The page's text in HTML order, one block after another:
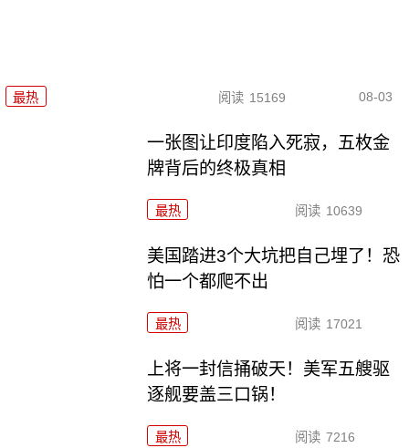
最热 阅读 15169 08-03
一张图让印度陷入死寂，五枚金
牌背后的终极真相
最热 阅读 10639
美国踏进3个大坑把自己埋了！恐
怕一个都爬不出
最热 阅读 17021
上将一封信捅破天！美军五艘驱
逐舰要盖三口锅！
最热 阅读 7216